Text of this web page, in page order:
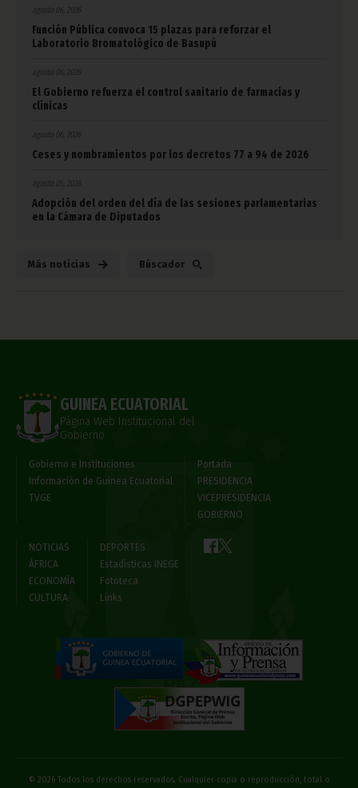
agosto 06, 2026
Función Pública convoca 15 plazas para reforzar el
Laboratorio Bromatológico de Basupú
agosto 06, 2026
El Gobierno refuerza el control sanitario de farmacias y
clínicas
agosto 06, 2026
Ceses y nombramientos por los decretos 77 a 94 de 2026
Adopción del orden del día de las sesiones parlamentarias
en la Cámara de Diputados
Más noticias Búscador
GUINEA ECUATORIAL
Página Web Institucional del
Gobierno
Gobierno e Instituciones
Información de Guinea Ecuatorial
TVGE
Portada
PRESIDENCIA
VICEPRESIDENCIA
GOBIERNO
NOTICIAS
ÁFRICA
ECONOMÍA
CULTURA
DEPORTES
Estadísticas INEGE
Fototeca
Links
© 2026 Todos los derechos reservados. Cualquier copia o reproducción, total o